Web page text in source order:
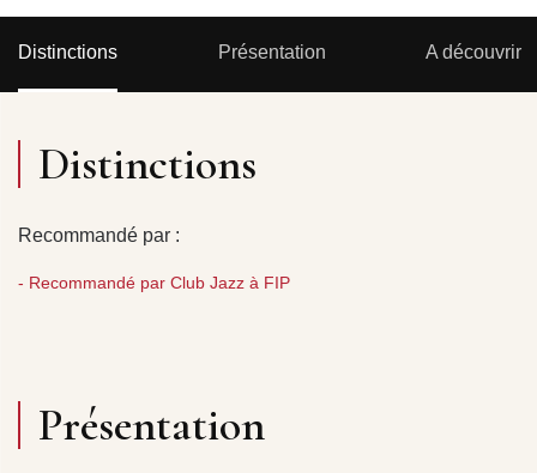
Distinctions Présentation A découvrir
Distinctions
Recommandé par :
- Recommandé par Club Jazz à FIP
Présentation